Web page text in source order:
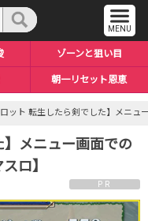
ゾーンと狙い目
朝一リセット恩恵
ロット 転生したら剣でした】メニ
】メニュー画面での
ロ】
PR